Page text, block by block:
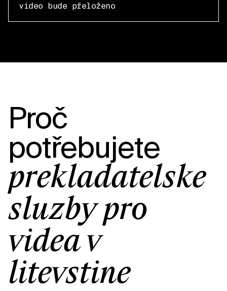
video bude přeloženo
Proč
potřebujete
překladatelské
služby pro
videa v
litevštině